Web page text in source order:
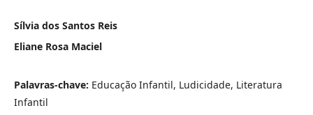
Sílvia dos Santos Reis
Eliane Rosa Maciel
Palavras-chave: Educação Infantil, Ludicidade, Literatura
Infantil